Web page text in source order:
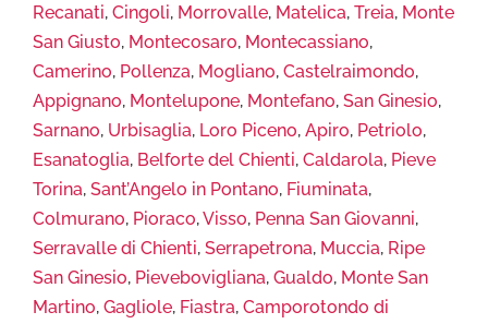
Recanati, Cingoli, Morrovalle, Matelica, Treia, Monte
San Giusto, Montecosaro, Montecassiano,
Camerino, Pollenza, Mogliano, Castelraimondo,
Appignano, Montelupone, Montefano, San Ginesio,
Sarnano, Urbisaglia, Loro Piceno, Apiro, Petriolo,
Esanatoglia, Belforte del Chienti, Caldarola, Pieve
Torina, Sant’Angelo in Pontano, Fiuminata,
Colmurano, Pioraco,Visso, Penna San Giovanni,
Serravalle di Chienti, Serrapetrona, Muccia, Ripe
San Ginesio, Pievebovigliana, Gualdo, Monte San
Martino, Gagliole, Fiastra, Camporotondo di